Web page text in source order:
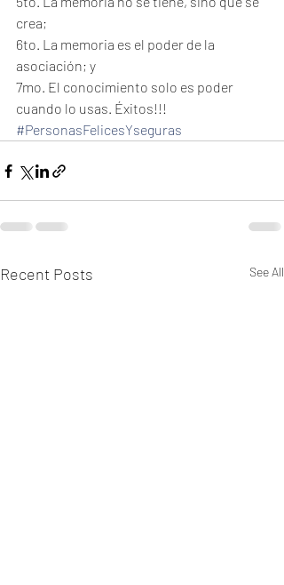
crea;
6to. La memoria es el poder de la
asociación; y
7mo. El conocimiento solo es poder
cuando lo usas. Éxitos!!!
#PersonasFelicesYseguras
Recent Posts See All